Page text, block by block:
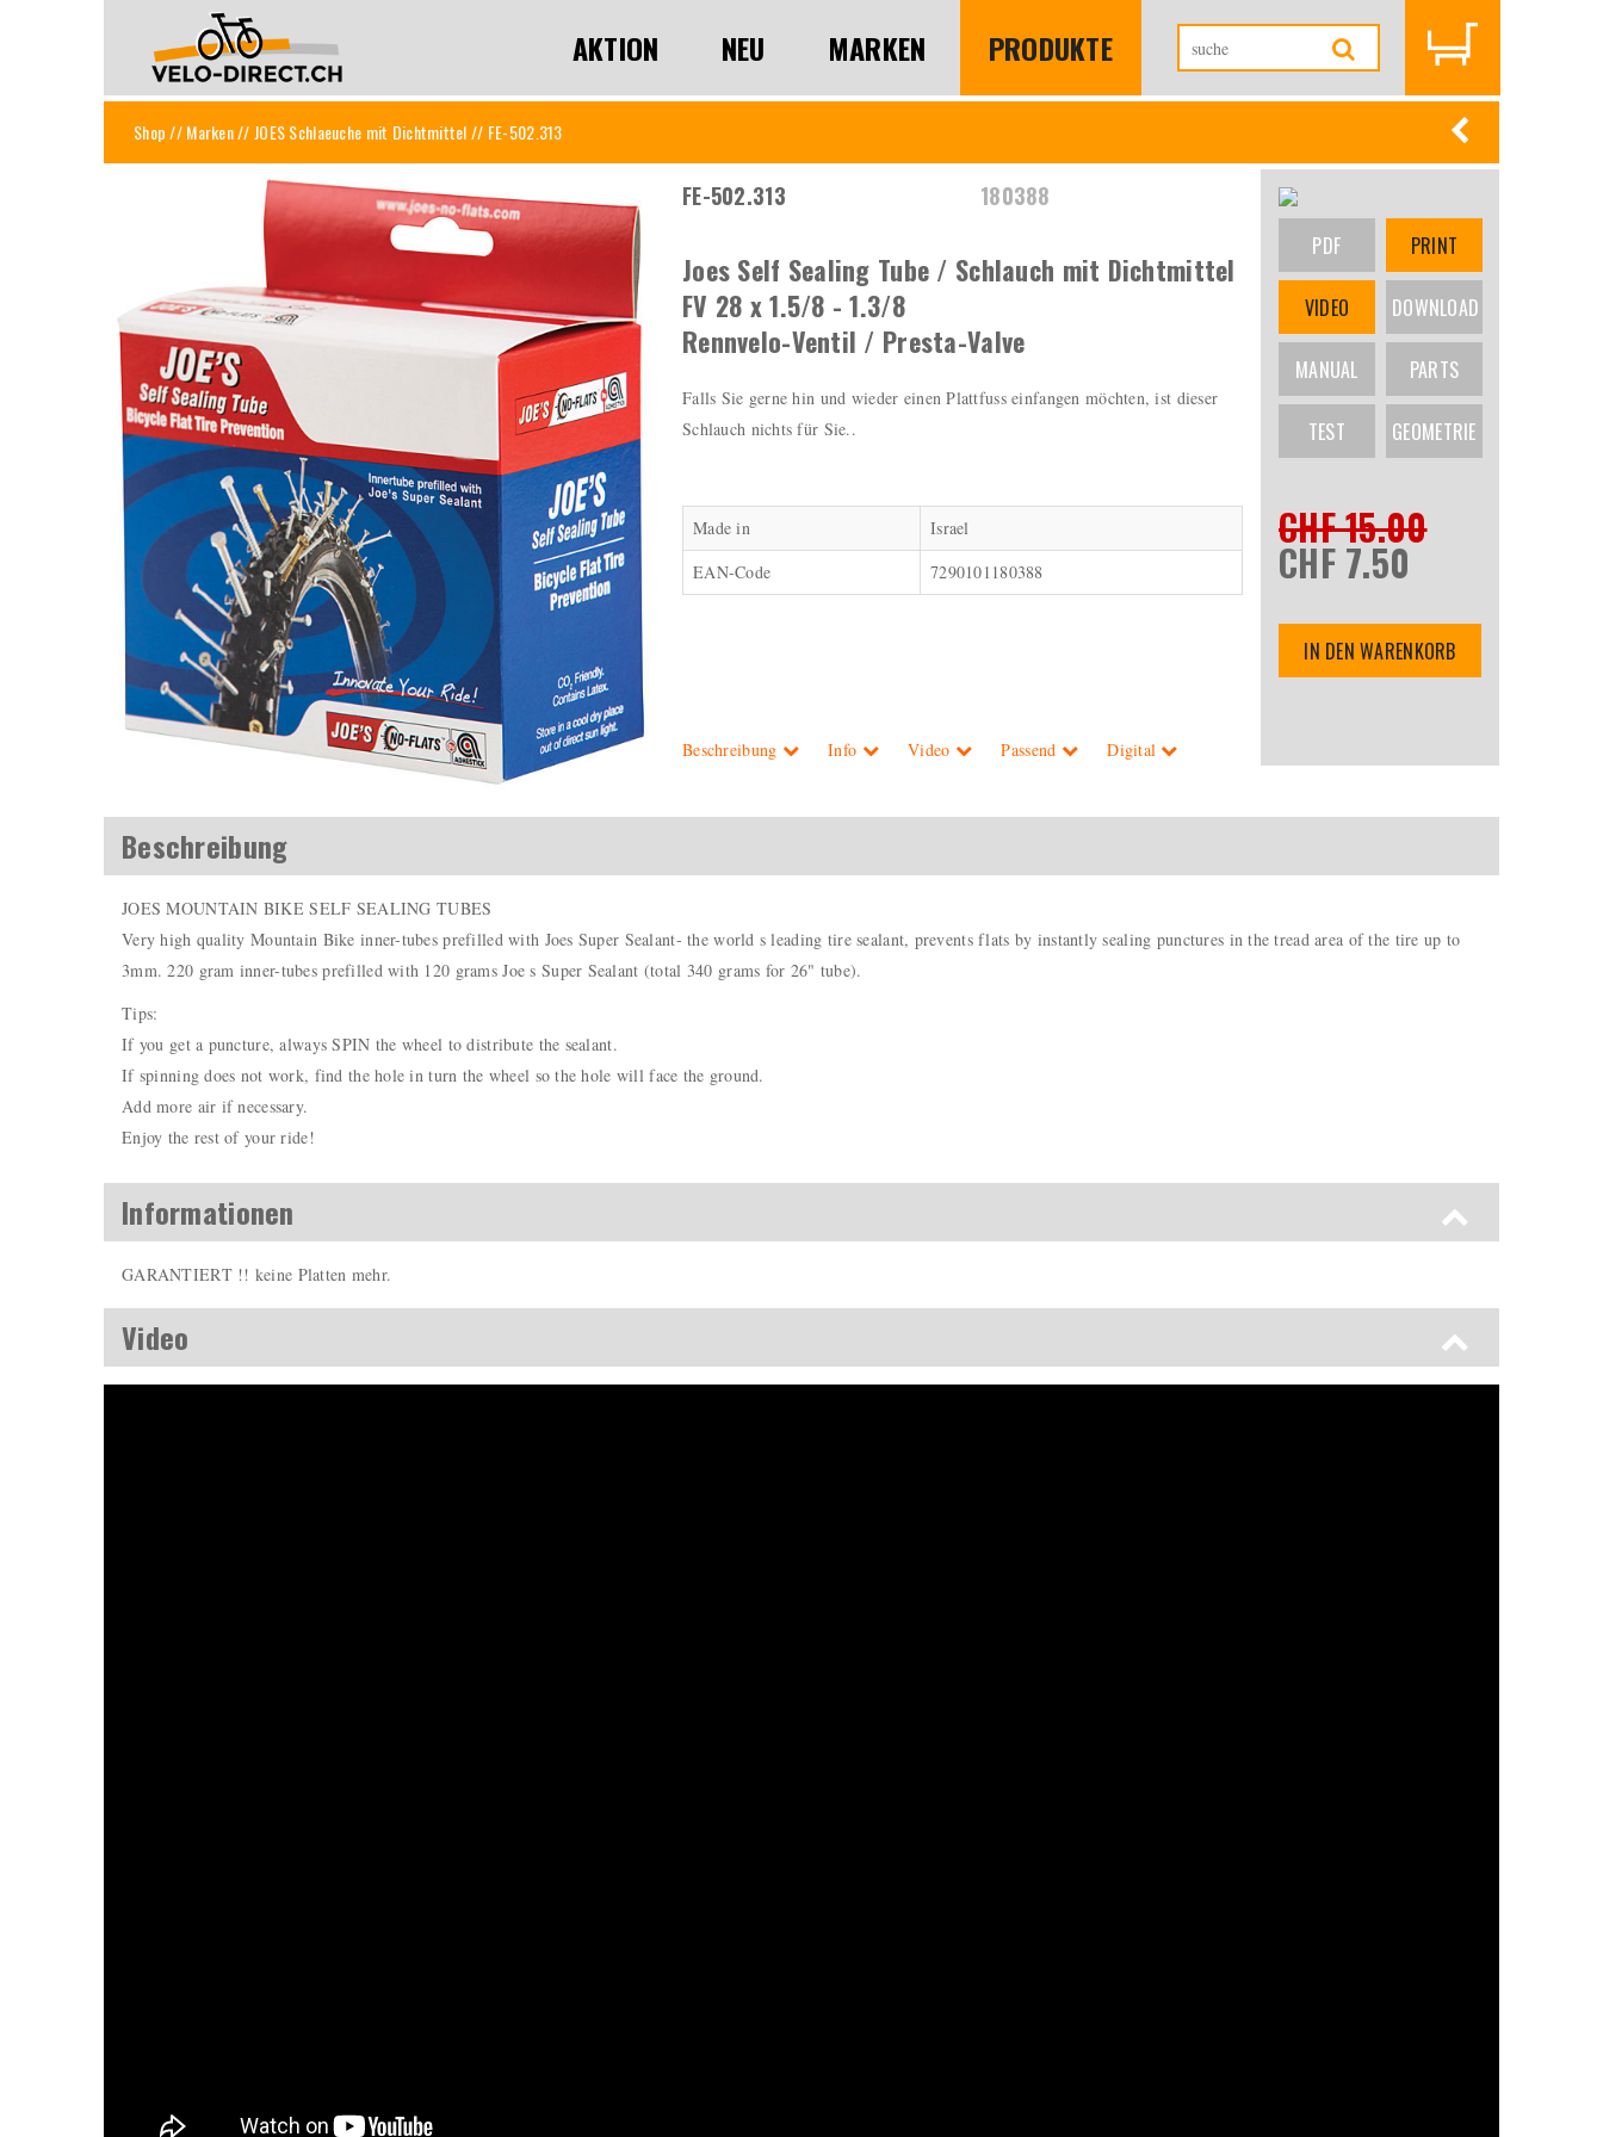
AKTION NEU MARKEN PRODUKTE
Shop//Marken// JOES Schlaeuche mit Dichtmittel// FE-502.313
FE-502.313 180388
Joes Self Sealing Tube / Schlauch mit Dichtmittel
FV 28 x 1.5/8 - 1.3/8
Rennvelo-Ventil / Presta-Valve
Falls Sie gerne hin und wieder einen Plattfuss einfangen möchten, ist dieser
Schlauch nichts für Sie..
Made in
Israel
EAN-Code
7290101180388
Beschreibung Info Video Passend Digital
PDF PRINT
VIDEO DOWNLOAD
MANUAL PARTS
TEST GEOMETRIE
CHF 15.00
CHF 7.50
IN DEN WARENKORB
Beschreibung
JOES MOUNTAIN BIKE SELF SEALING TUBES
Very high quality Mountain Bike inner-tubes prefilled with Joes Super Sealant- the world s leading tire sealant, prevents flats by instantly sealing punctures in the tread area of the tire up to
3mm. 220 gram inner-tubes prefilled with 120 grams Joe s Super Sealant (total 340 grams for 26" tube).
Tips:
If you get a puncture, always SPIN the wheel to distribute the sealant.
If spinning does not work, find the hole in turn the wheel so the hole will face the ground.
Add more air if necessary.
Enjoy the rest of your ride!
Informationen
GARANTIERT !! keine Platten mehr.
Video